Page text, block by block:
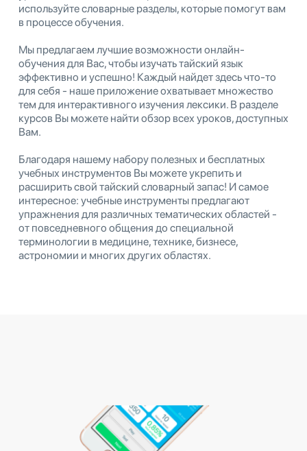
используйте словарные разделы, которые помогут вам
в процессе обучения.
Мы предлагаем лучшие возможности онлайн-
обучения для Вас, чтобы изучать тайский язык
эффективно и успешно! Каждый найдет здесь что-то
для себя - наше приложение охватывает множество
тем для интерактивного изучения лексики. В разделе
курсов Вы можете найти обзор всех уроков, доступных
Вам.
Благодаря нашему набору полезных и бесплатных
учебных инструментов Вы можете укрепить и
расширить свой тайский словарный запас! И самое
интересное: учебные инструменты предлагают
упражнения для различных тематических областей -
от повседневного общения до специальной
терминологии в медицине, технике, бизнесе,
астрономии и многих других областях.